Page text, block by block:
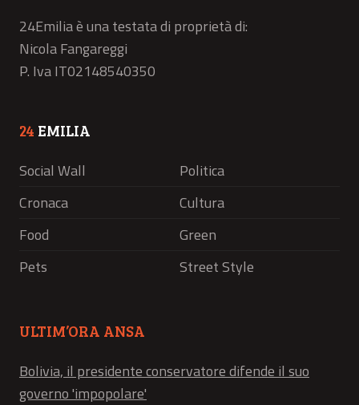
24Emilia è una testata di proprietà di:
Nicola Fangareggi
P. Iva IT02148540350
24 EMILIA
Social Wall
Politica
Cronaca
Cultura
Food
Green
Pets
Street Style
ULTIM’ORA ANSA
Bolivia, il presidente conservatore difende il suo
governo 'impopolare'